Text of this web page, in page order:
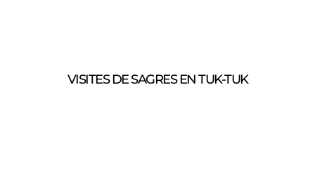
VISITES DE SAGRES EN TUK-TUK